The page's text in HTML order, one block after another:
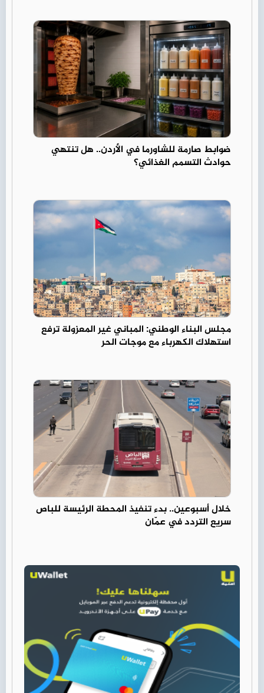
ضوابط صارمة للشاورما في الأردن.. هل تنتهي
حوادث التسمم الغذائي؟
مجلس البناء الوطني: المباني غير المعزولة ترفع
استهلاك الكهرباء مع موجات الحر
خلال أسبوعين.. بدء تنفيذ المحطة الرئيسة للباص
سريع التردد في عمّان